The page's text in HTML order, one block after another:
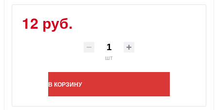
12 руб.
шт
В КОРЗИНУ